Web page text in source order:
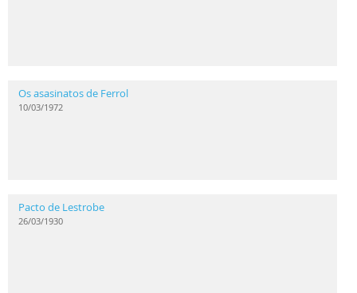
Os asasinatos de Ferrol
10/03/1972
Pacto de Lestrobe
26/03/1930